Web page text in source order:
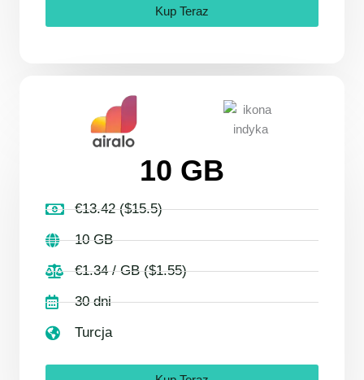
Kup Teraz
10 GB
€13.42 ($15.5)
10 GB
€1.34 / GB ($1.55)
30 dni
Turcja